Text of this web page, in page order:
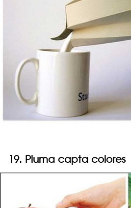
19. Pluma capta colores